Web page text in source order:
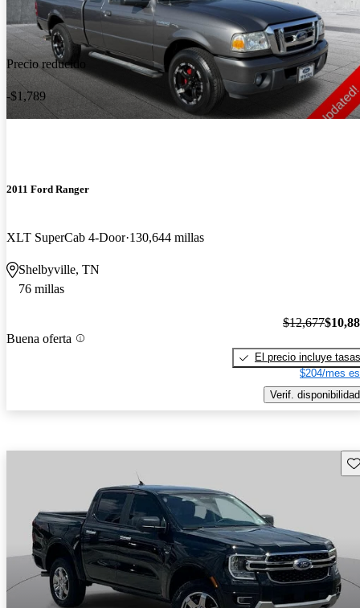
Precio reducido
-$1,789
2011 Ford Ranger
XLT SuperCab 4-Door 130,644 millas
Shelbyville, TN
76 millas
Buena oferta
$12,677
El precio incluye tasas
$204/mes
Verif. disponibilidad